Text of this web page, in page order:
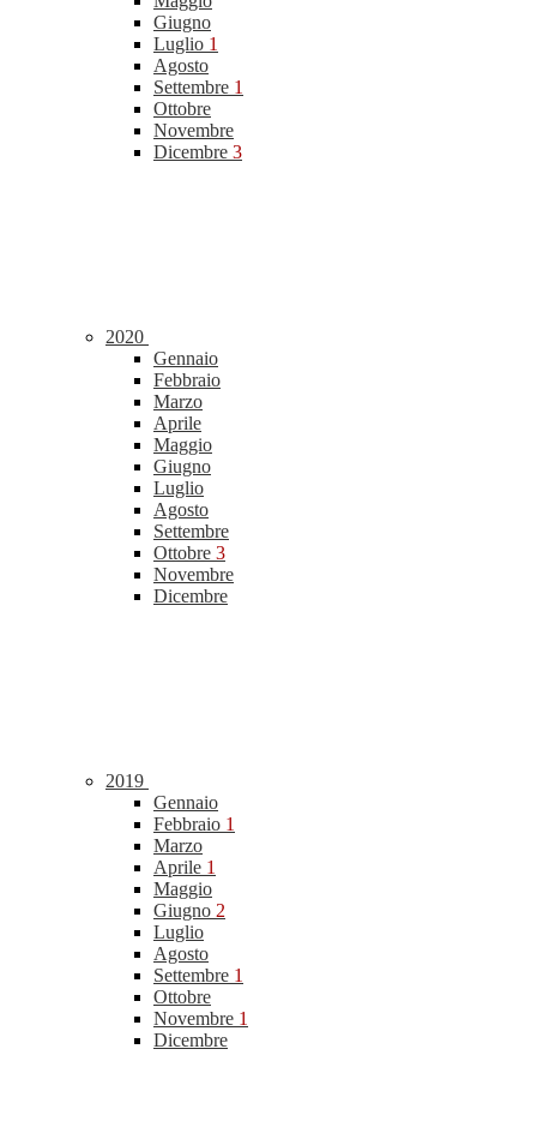
Giugno
Luglio 1
Agosto
Settembre 1
Ottobre
Novembre
Dicembre 3
2020
Gennaio
Febbraio
Marzo
Aprile
Maggio
Giugno
Luglio
Agosto
Settembre
Ottobre 3
Novembre
Dicembre
2019
Gennaio
Febbraio 1
Marzo
Aprile 1
Maggio
Giugno 2
Luglio
Agosto
Settembre 1
Ottobre
Novembre 1
Dicembre